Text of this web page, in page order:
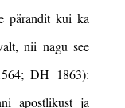
pärandit kui ka
nii nagu see
DH 1863):
apostlikust ja